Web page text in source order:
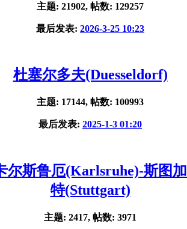
主题: 21902, 帖数: 129257
最后发表: 2026-3-25 10:23
杜塞尔多夫(Duesseldorf)
主题: 17144, 帖数: 100993
最后发表: 2025-1-3 01:20
尔斯鲁厄(Karlsruhe)-斯图加
特(Stuttgart)
主题: 2417, 帖数: 3971